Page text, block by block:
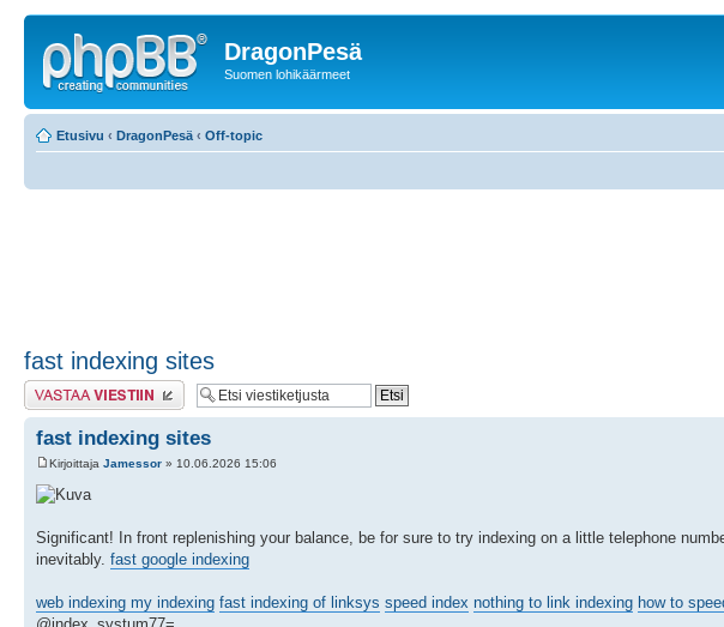
DragonPesä
Suomen lohikäärmeet
Etusivu ‹ DragonPesä ‹ Off-topic
fast indexing sites
Lähetä vastaus
fast indexing sites
Kirjoittaja Jamessor » 10.06.2026 15:06
Significant! In front replenishing your balance, be for sure to try indexing on a little telephone
inevitably. fast google indexing
web indexing my indexing fast indexing of linksys speed index nothing to link indexing how to